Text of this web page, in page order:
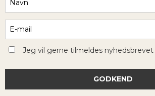
Jeg vil gerne tilmeldes nyhedsbrevet
GODKEND